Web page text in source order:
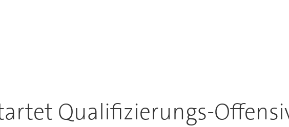
Qualifizierungs-